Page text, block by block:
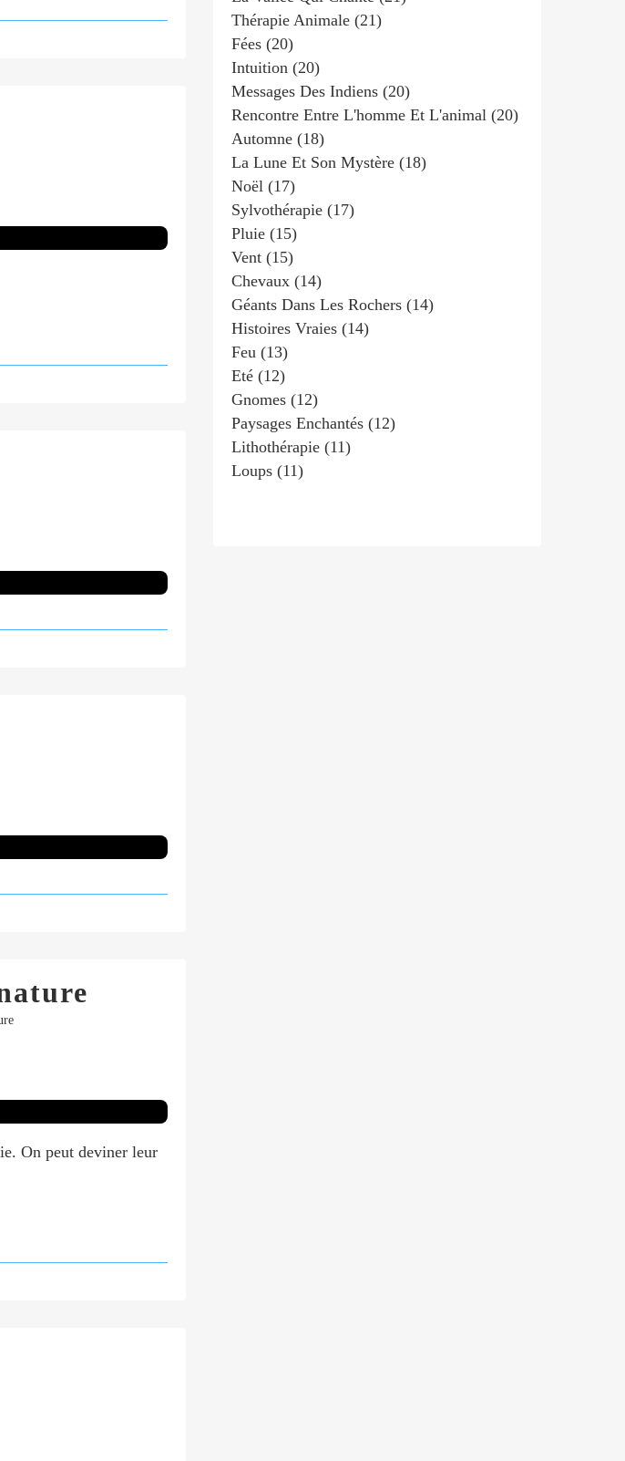
On peut deviner leur
Thérapie Animale (21)
Fées (20)
Intuition (20)
Messages Des Indiens (20)
Rencontre Entre L'homme Et L'animal (20)
Automne (18)
La Lune Et Son Mystère (18)
Noël (17)
Sylvothérapie (17)
Pluie (15)
Vent (15)
Chevaux (14)
Géants Dans Les Rochers (14)
Histoires Vraies (14)
Feu (13)
Eté (12)
Gnomes (12)
Paysages Enchantés (12)
Lithothérapie (11)
Loups (11)